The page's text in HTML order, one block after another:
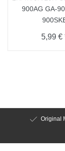
900AG GA-
5,99 €
Original